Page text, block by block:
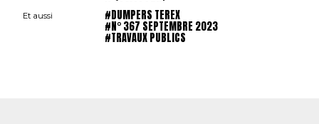
Et aussi #DUMPERS TEREX
#N° 367 SEPTEMBRE 2023
#TRAVAUX PUBLICS